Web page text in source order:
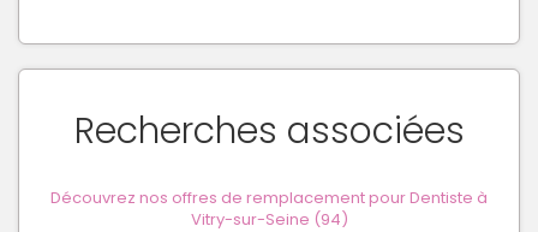
Recherches associées
Découvrez nos offres de remplacement pour Dentiste à
Vitry-sur-Seine (94)